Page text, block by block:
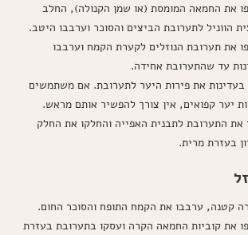
את החמאה המומסת (או שמן הקנולה), החלב
הווניל לתערובת הביצים והסוכר וערבבו היטב.
את תערובת הנוזלים לקערת הקמח וערבבו
עד שהתערובת אחידה.
בעדינות את פירות היער לתערובת. אם משתמשים
יער קפואים, אין צורך להפשיר אותם מראש.
את התערובת לתבנית האפייה והחלקו את החלק
בעזרת מרית.
קטנה, ערבבו את הקמח התופח והסוכר החום.
את קוביות החמאה הקרה ועסקו בתערובת בעזרת